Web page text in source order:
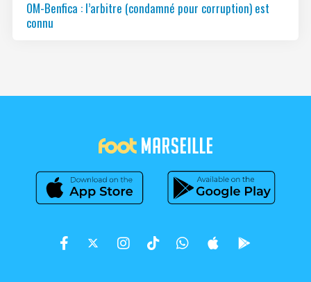
OM-Benfica : l’arbitre (condamné pour corruption) est
connu